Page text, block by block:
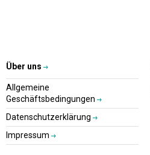
Über uns
Allgemeine
Geschäftsbedingungen
Datenschutzerklärung
Impressum